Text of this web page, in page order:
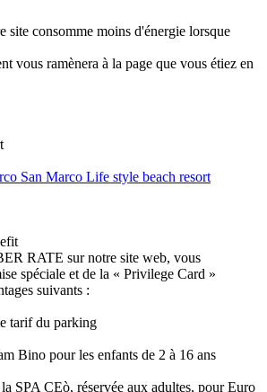
site consomme moins d'énergie lorsque
vous ramènera à la page que vous étiez en
San Marco Life style beach resort
RATE sur notre site web, vous
spéciale et de la « Privilege Card »
suivants :
tarif du parking
Bino pour les enfants de 2 à 16 ans
SPA CEò, réservée aux adultes, pour Euro